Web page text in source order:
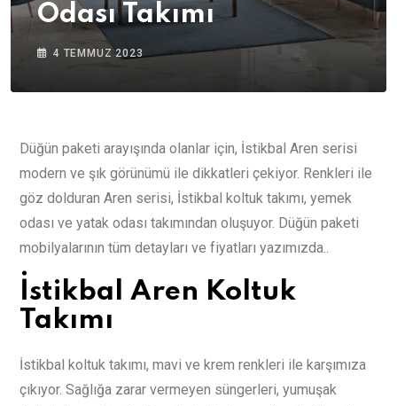
Odası Takımı
4 TEMMUZ 2023
Düğün paketi arayışında olanlar için, İstikbal Aren serisi
modern ve şık görünümü ile dikkatleri çekiyor. Renkleri ile
göz dolduran Aren serisi, İstikbal koltuk takımı, yemek
odası ve yatak odası takımından oluşuyor. Düğün paketi
mobilyalarının tüm detayları ve fiyatları yazımızda..
İstikbal Aren Koltuk
Takımı
İstikbal koltuk takımı, mavi ve krem renkleri ile karşımıza
çıkıyor. Sağlığa zarar vermeyen süngerleri, yumuşak